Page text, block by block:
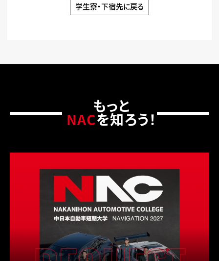
学生寮・下宿先に戻る
もっと
NACを知ろう！